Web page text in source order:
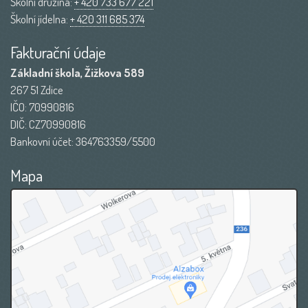
Školní jídelna:+ 420 311 685 374
Fakturační údaje
Základní škola, Žižkova 589
267 51 Zdice
IČO: 70990816
DIČ: CZ70990816
Bankovní účet: 364763359/5500
Mapa